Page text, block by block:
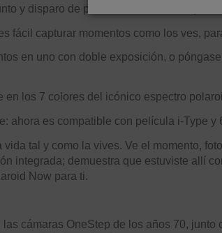
y disparo de polaroid tiene todo lo que
fácil capturar momentos como los ves,
en uno con doble exposición, o
los 7 colores del icónico espectro
ahora es compatible con película i-Type y
vida tal y como la vives. Ve el momento,
integrada; demuestra que estuviste allí
Now para ti.
cámaras OneStep de los años 70,